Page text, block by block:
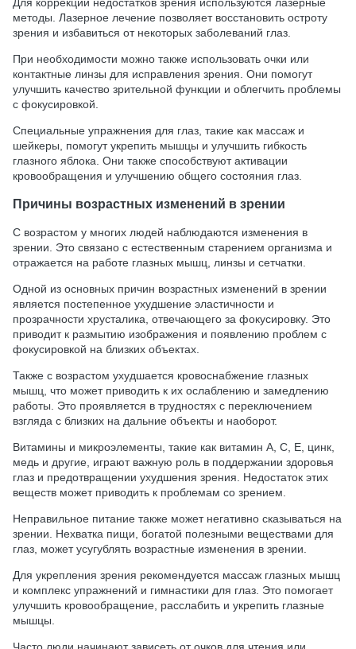
методы. Лазерное лечение позволяет восстановить остроту
зрения и избавиться от некоторых заболеваний глаз.
При необходимости можно также использовать очки или
контактные линзы для исправления зрения. Они помогут
улучшить качество зрительной функции и облегчить проблемы
с фокусировкой.
Специальные упражнения для глаз, такие как массаж и
шейкеры, помогут укрепить мышцы и улучшить гибкость
глазного яблока. Они также способствуют активации
кровообращения и улучшению общего состояния глаз.
Причины возрастных изменений в зрении
С возрастом у многих людей наблюдаются изменения в
зрении. Это связано с естественным старением организма и
отражается на работе глазных мышц, линзы и сетчатки.
Одной из основных причин возрастных изменений в зрении
является постепенное ухудшение эластичности и
прозрачности хрусталика, отвечающего за фокусировку. Это
приводит к размытию изображения и появлению проблем с
фокусировкой на близких объектах.
Также с возрастом ухудшается кровоснабжение глазных
мышц, что может приводить к их ослаблению и замедлению
работы. Это проявляется в трудностях с переключением
взгляда с близких на дальние объекты и наоборот.
Витамины и микроэлементы, такие как витамин А, С, Е, цинк,
медь и другие, играют важную роль в поддержании здоровья
глаз и предотвращении ухудшения зрения. Недостаток этих
веществ может приводить к проблемам со зрением.
Неправильное питание также может негативно сказываться на
зрении. Нехватка пищи, богатой полезными веществами для
глаз, может усугублять возрастные изменения в зрении.
Для укрепления зрения рекомендуется массаж глазных мышц
и комплекс упражнений и гимнастики для глаз. Это помогает
улучшить кровообращение, расслабить и укрепить глазные
мышцы.
Часто люди начинают зависеть от очков для чтения или